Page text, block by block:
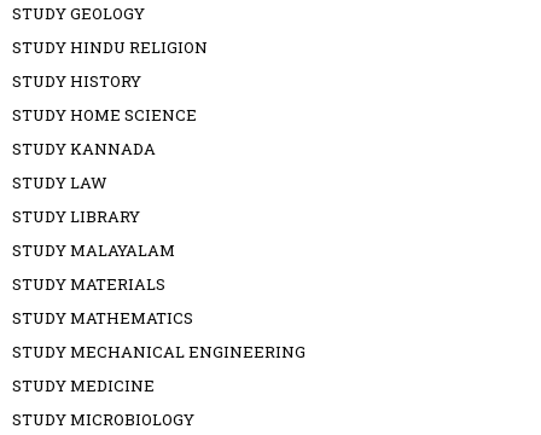
STUDY GEOLOGY
STUDY HINDU RELIGION
STUDY HISTORY
STUDY HOME SCIENCE
STUDY KANNADA
STUDY LAW
STUDY LIBRARY
STUDY MALAYALAM
STUDY MATERIALS
STUDY MATHEMATICS
STUDY MECHANICAL ENGINEERING
STUDY MEDICINE
STUDY MICROBIOLOGY